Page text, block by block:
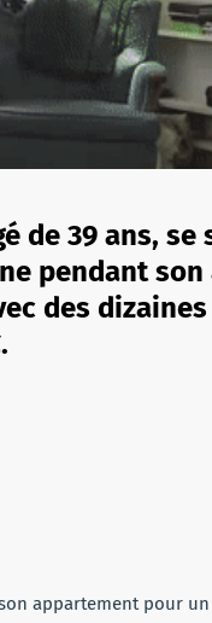
de 39 ans,
pendant son
des
appartement pour